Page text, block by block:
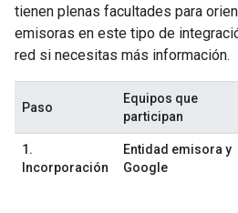
tienen plenas facultades para
emisoras en este tipo de
red si necesitas más información.
Paso
Equipos que
participan
1.
Incorporación
Entidad emisora y
Google